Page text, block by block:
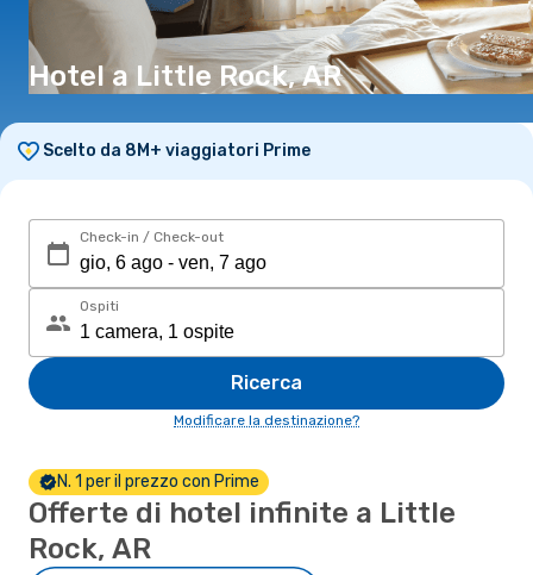
Hotel a Little Rock, AR
Scelto da 8M+ viaggiatori Prime
Check-in / Check-out
Ospiti
Ricerca
Modificare la destinazione?
N. 1 per il prezzo con Prime
Offerte di hotel infinite a Little
Rock, AR